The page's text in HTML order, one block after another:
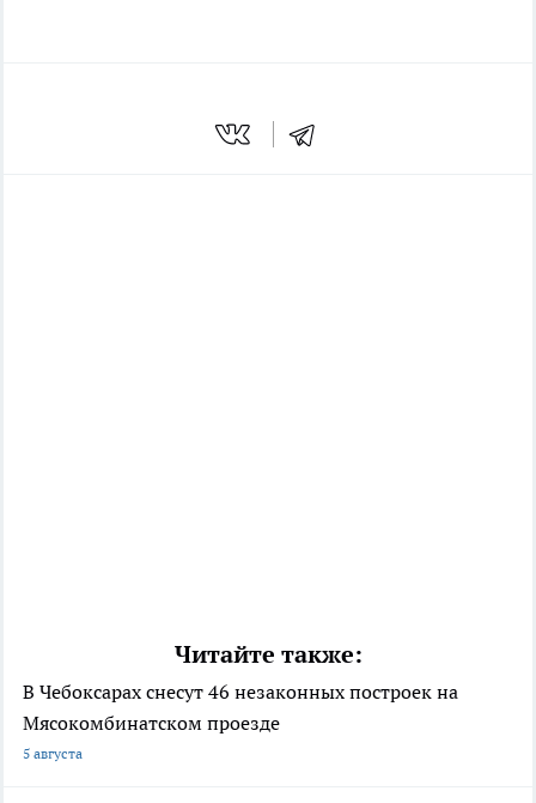
Читайте также:
В Чебоксарах снесут 46 незаконных построек на
Мясокомбинатском проезде
5 августа